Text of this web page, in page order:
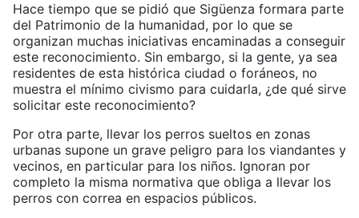
Hace tiempo que se pidió que Sigüenza formara parte
del Patrimonio de la humanidad, por lo que se
organizan muchas iniciativas encaminadas a conseguir
este reconocimiento. Sin embargo, si la gente, ya sea
residentes de esta histórica ciudad o foráneos, no
muestra el mínimo civismo para cuidarla, ¿de qué sirve
solicitar este reconocimiento?
Por otra parte, llevar los perros sueltos en zonas
urbanas supone un grave peligro para los viandantes y
vecinos, en particular para los niños. Ignoran por
completo la misma normativa que obliga a llevar los
perros con correa en espacios públicos.